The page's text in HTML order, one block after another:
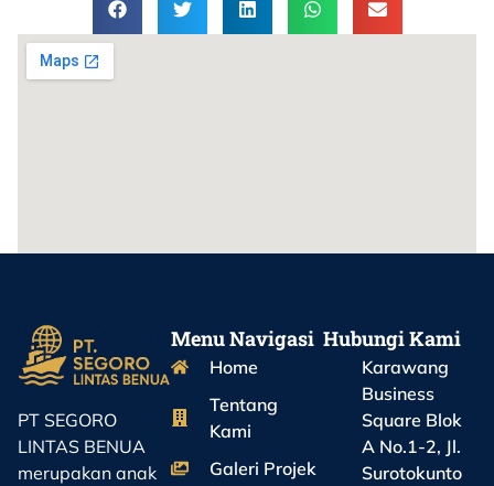
PT SEGORO
LINTAS BENUA
merupakan anak
Menu Navigasi
Home
Tentang
Kami
Galeri Projek
Hubungi Kami
Karawang
Business
Square Blok
A No.1-2, Jl.
Surotokunto